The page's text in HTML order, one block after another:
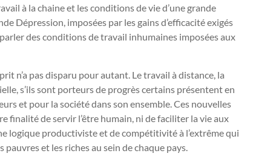
à la chaine et les conditions de vie d’une grande
Dépression, imposées par les gains d’efficacité exigés
des conditions de travail inhumaines imposées aux
n’a pas disparu pour autant. Le travail à distance, la
s’ils sont porteurs de progrès certains présentent en
et pour la société dans son ensemble. Ces nouvelles
finalité de servir l’être humain, ni de faciliter la vie aux
logique productiviste et de compétitivité à l’extrême qui
et les riches au sein de chaque pays.